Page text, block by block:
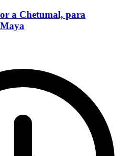
a Chetumal, para